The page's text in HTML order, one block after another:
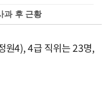
과 후 근황
원4), 4급 직위는 23명,